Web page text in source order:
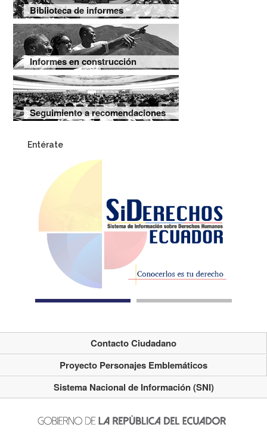
Biblioteca de informes
Informes en construcción
Seguimiento a recomendaciones
Entérate
Contacto Ciudadano
Proyecto Personajes Emblemáticos
Sistema Nacional de Información (SNI)